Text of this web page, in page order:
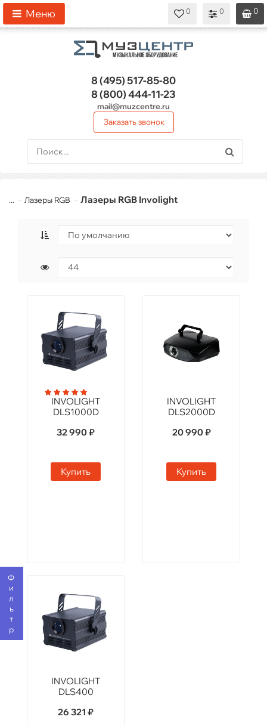
0
0
0
Меню
8 (495)517-85-80
8 (800)444-11-23
mail@muzcentre.ru
Заказать звонок
... Лазеры RGB Лазеры RGB Involight
Фильтр
INVOLIGHT
DLS1000D
32 990 ₽
Купить
INVOLIGHT
DLS2000D
20 990 ₽
Купить
INVOLIGHT
DLS400
26 321 ₽